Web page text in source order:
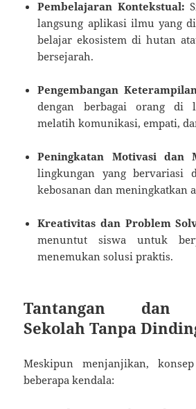
Pembelajaran Kontekstual:
langsung aplikasi ilmu yang
belajar ekosistem di hutan
bersejarah.
Pengembangan
dengan berbagai orang di
melatih komunikasi, empati,
Peningkatan Motivasi dan
lingkungan yang bervariasi
kebosanan dan meningkatkan
Kreativitas dan Problem
menuntut siswa untuk
menemukan solusi praktis.
Tantangan dan
Sekolah Tanpa
Meskipun menjanjikan,
beberapa kendala: